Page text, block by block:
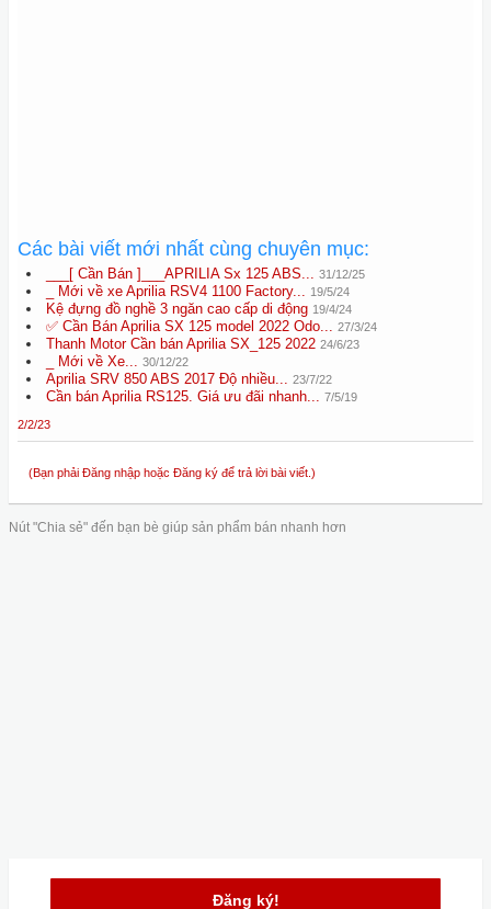
Các bài viết mới nhất cùng chuyên mục:
___[ Cần Bán ]___APRILIA Sx 125 ABS... 31/12/25
_ Mới về xe Aprilia RSV4 1100 Factory... 19/5/24
Kệ đựng đồ nghề 3 ngăn cao cấp di động 19/4/24
✅ Cần Bán Aprilia SX 125 model 2022 Odo... 27/3/24
Thanh Motor Cần bán Aprilia SX_125 2022 24/6/23
_ Mới về Xe... 30/12/22
Aprilia SRV 850 ABS 2017 Độ nhiều... 23/7/22
Cần bán Aprilia RS125. Giá ưu đãi nhanh... 7/5/19
2/2/23
(Bạn phải Đăng nhập hoặc Đăng ký để trả lời bài viết.)
Nút "Chia sẻ" đến bạn bè giúp sản phẩm bán nhanh hơn
Đăng ký!